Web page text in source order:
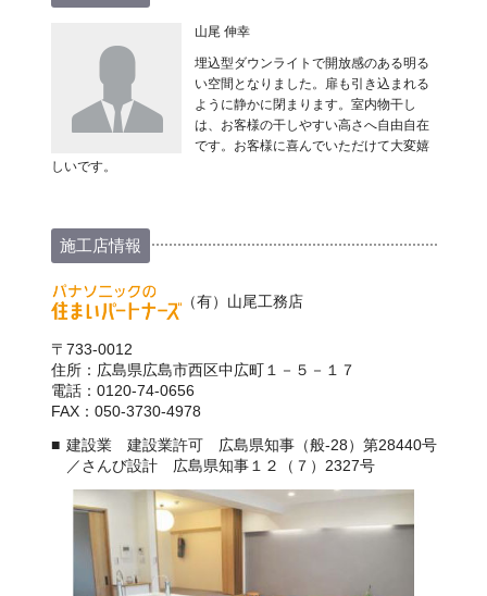
山尾 伸幸
埋込型ダウンライトで開放感のある明る
い空間となりました。扉も引き込まれる
ように静かに閉まります。室内物干し
は、お客様の干しやすい高さへ自由自在
です。お客様に喜んでいただけて大変嬉
しいです。
施工店情報
（有）山尾工務店
〒733-0012
住所：広島県広島市西区中広町１－５－１７
電話：0120-74-0656
FAX：050-3730-4978
建設業 建設業許可 広島県知事（般-28）第28440号
／さんび設計 広島県知事１２（７）2327号